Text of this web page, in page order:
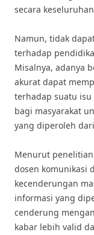
secara
Namun, tidak
terhadap
Misalnya, adanya
akurat dapat
terhadap suatu
bagi masyarakat
yang diperoleh
Menurut penelitian
dosen komunikasi
kecenderungan
informasi yang
cenderung
kabar lebih valid